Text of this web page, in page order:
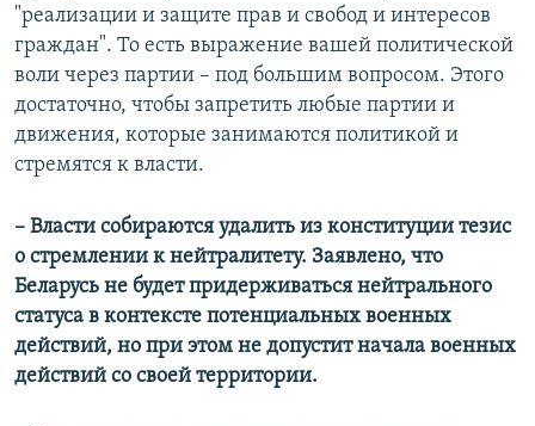
"реализации и защите прав и свобод и интересов
граждан". То есть выражение вашей политической
воли через партии – под большим вопросом. Этого
достаточно, чтобы запретить любые партии и
движения, которые занимаются политикой и
стремятся к власти.
– Власти собираются удалить из конституции тезис
о стремлении к нейтралитету. Заявлено, что
Беларусь не будет придерживаться нейтрального
статуса в контексте потенциальных военных
действий, но при этом не допустит начала военных
действий со своей территории.